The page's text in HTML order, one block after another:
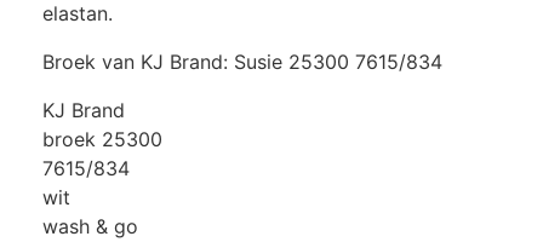
elastan.
Broek van KJ Brand: Susie 25300 7615/834
KJ Brand
broek 25300
7615/834
wit
wash & go